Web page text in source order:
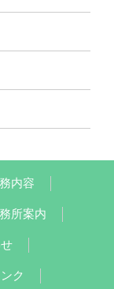
内容
所案内
ク